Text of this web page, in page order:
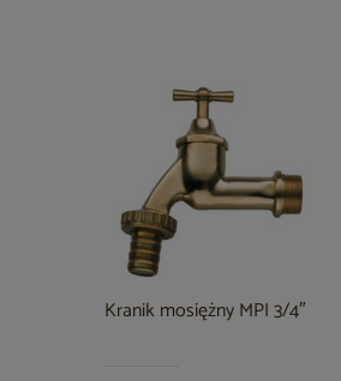
Kranik mosiężny MPI 3/4″